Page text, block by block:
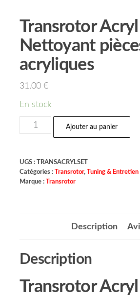
Transrotor
Nettoyant
acryliques
31.00 €
En stock
Ajouter au panier
UGS : TRANSACRYLSET
Catégories : Transrotor, Tuning & Entretien
Marque : Transrotor
Description
Description
Transrotor